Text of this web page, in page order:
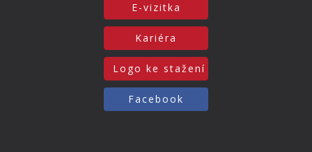
E-vizitka
Kariéra
Logo ke stažení
Facebook